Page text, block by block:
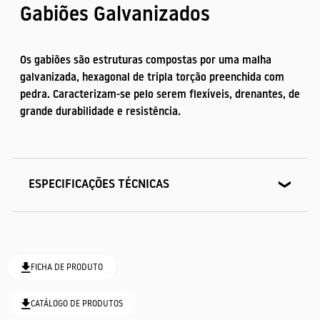
LANCIS PAVIMENTOS
DRENAGEM
Gabiões Galvanizados
Os gabiões são estruturas compostas por uma malha
galvanizada, hexagonal de tripla torção preenchida com
pedra. Caracterizam-se pelo serem flexíveis, drenantes, de
grande durabilidade e resistência.
ESPECIFICAÇÕES TÉCNICAS
4 x 1,5 x 1 m
A tolerância máxima admitida no
FICHA DE PRODUTO
CATÁLOGO DE PRODUTOS